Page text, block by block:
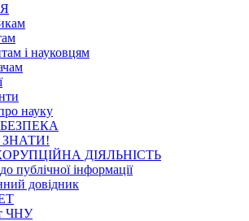
і науковцям
науку
ДІЯЛЬНІСТЬ
публічної інформації
довідник
ЧНУ